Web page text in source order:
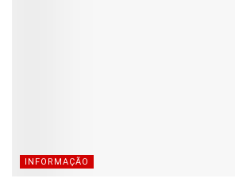
INFORMAÇÃO